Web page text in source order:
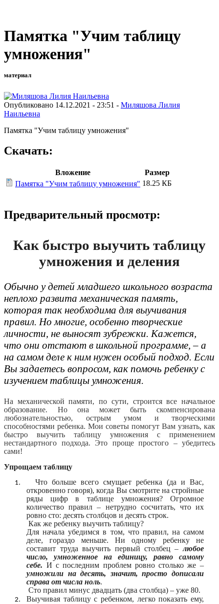
Памятка "Учим таблицу
умножения"
материал
Опубликовано 14.12.2021 - 23:51 - Миляшова Лилия
Наильевна
Памятка "Учим таблицу умножения"
Скачать:
Вложение
Размер
Памятка "Учим таблицу умножения" 18.25 КБ
Предварительный просмотр:
Как быстро выучить таблицу
умножения и деления
Обычно у детей младшего школьного возраста
неплохо развита механическая память,
которая так необходима для выучивания
правил. Но многие, особенно творческие
личности, не выносят зубрежки. Кажется,
что они отстают в школьной программе, – а
на самом деле к ним нужен особый подход. Если
Вы задаетесь вопросом, как помочь ребенку с
изучением таблицы умножения.
На механической памяти, по сути, строится все начальное
образование. Но она может быть скомпенсирована
любознательностью, острым умом и творческими
способностями ребенка. Мои советы помогут Вам узнать, как
быстро выучить таблицу умножения с применением
нестандартного подхода. Это проще простого – убедитесь
сами!
Упрощаем таблицу
Что больше всего смущает ребенка (да и Вас,
откровенно говоря), когда Вы смотрите на стройные
ряды цифр в таблице умножения? Огромное
количество правил – нетрудно сосчитать, что их
ровно сто: десять столбцов и десять строк.
Как же ребенку выучить таблицу?
Для начала убедимся в том, что правил, на самом
деле, гораздо меньше. Ни одному ребенку не
составит труда выучить первый столбец –любое
число, умноженное на единицу, равно самому
себе. И с последним проблем ровно столько же –
умножили на десять, значит, просто дописали
справа от числа ноль.
Сто правил минус двадцать (два столбца) – уже 80.
Выучивая таблицу с ребенком, легко показать ему,